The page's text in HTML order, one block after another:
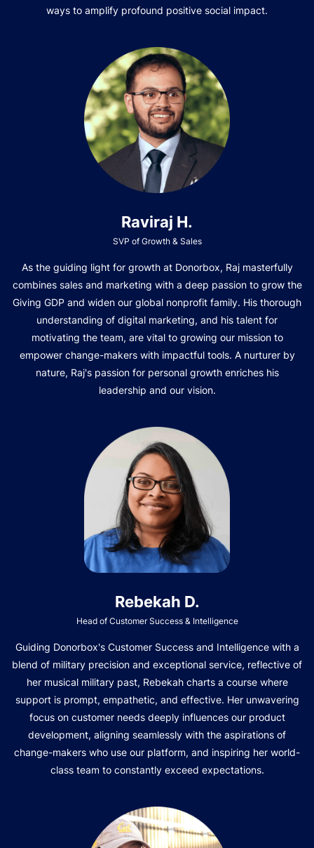
ways to amplify profound positive social impact.
Raviraj H.
SVP of Growth & Sales
As the guiding light for growth at Donorbox, Raj masterfully
combines sales and marketing with a deep passion to grow the
Giving GDP and widen our global nonprofit family. His thorough
understanding of digital marketing, and his talent for
motivating the team, are vital to growing our mission to
empower change-makers with impactful tools. A nurturer by
nature, Raj's passion for personal growth enriches his
leadership and our vision.
Rebekah D.
Head of Customer Success & Intelligence
Guiding Donorbox's Customer Success and Intelligence with a
blend of military precision and exceptional service, reflective of
her musical military past, Rebekah charts a course where
support is prompt, empathetic, and effective. Her unwavering
focus on customer needs deeply influences our product
development, aligning seamlessly with the aspirations of
change-makers who use our platform, and inspiring her world-
class team to constantly exceed expectations.